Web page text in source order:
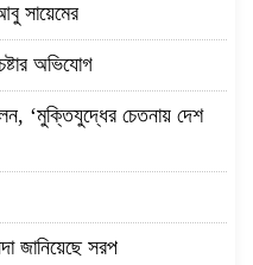
সায়েমের
অভিযোগ
‘মুক্তিযুদ্ধের চেতনায় দেশ
জানিয়েছে সরপ